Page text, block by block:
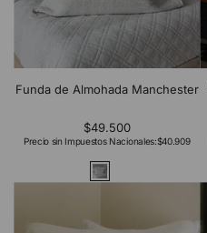
Funda de Almohada Manchester
$49.500
Precio sin Impuestos Nacionales:$40.909